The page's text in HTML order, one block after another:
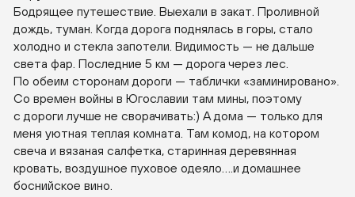
Бодрящее путешествие. Выехали в закат. Проливной
дождь, туман. Когда дорога поднялась в горы, стало
холодно и стекла запотели. Видимость — не дальше
света фар. Последние 5 км — дорога через лес.
По обеим сторонам дороги — таблички «заминировано».
Со времен войны в Югославии там мины, поэтому
с дороги лучше не сворачивать:) А дома — только для
меня уютная теплая комната. Там комод, на котором
свеча и вязаная салфетка, старинная деревянная
кровать, воздушное пуховое одеяло….и домашнее
боснийское вино.